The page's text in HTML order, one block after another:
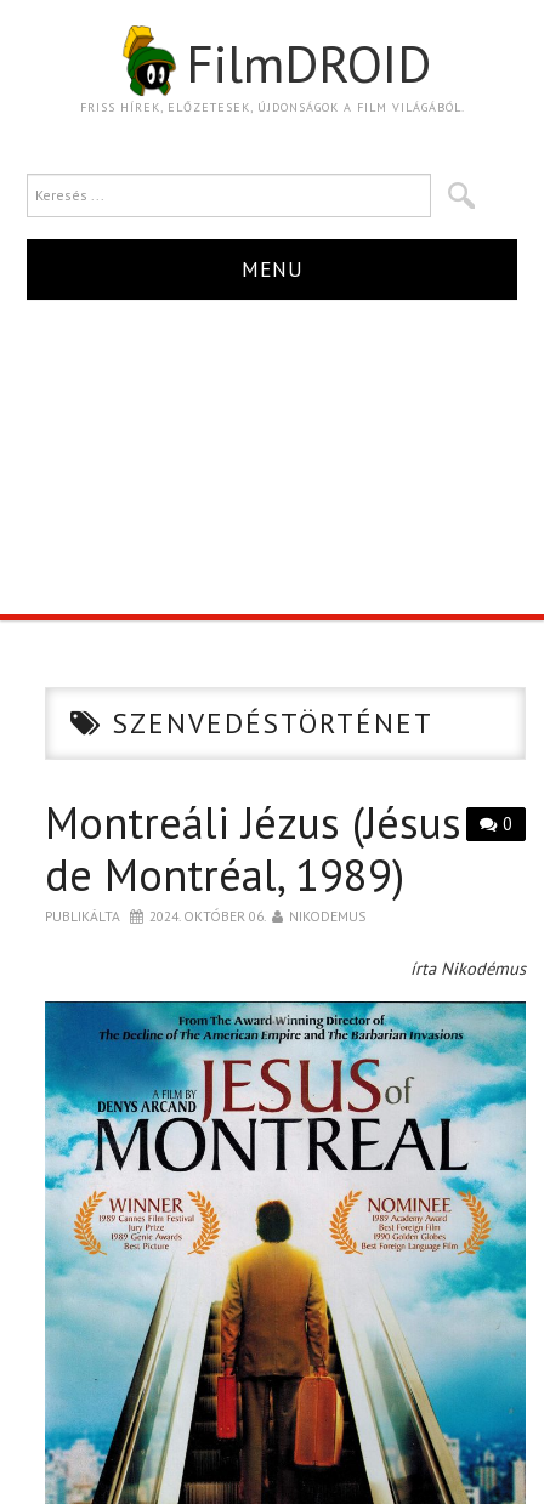
FilmDROID
FRISS HÍREK, ELŐZETESEK, ÚJDONSÁGOK A FILM VILÁGÁBÓL.
MENU
CIKK
PÓLÓ RENDELÉS
SZENVEDÉSTÖRTÉNET
0
Montreáli Jézus (Jésus
de Montréal, 1989)
PUBLIKÁLTA 2024. OKTÓBER 06. NIKODEMUS
írta Nikodémus